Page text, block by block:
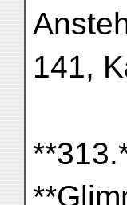
141,